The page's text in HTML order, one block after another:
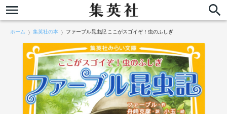
ホーム 集英社の本 ファーブル昆虫記 ここがスゴイぞ！虫のふしぎ